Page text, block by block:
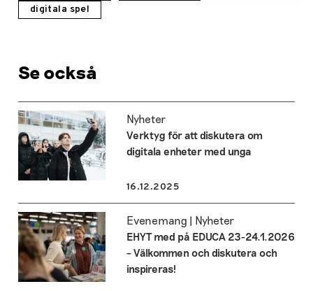
digitala spel
Se också
Nyheter
Verktyg för att diskutera om
digitala enheter med unga
16.12.2025
Evenemang | Nyheter
EHYT med på EDUCA 23-24.1.2026
– Välkommen och diskutera och
inspireras!